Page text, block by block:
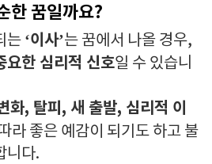
한 꿈일까요?
는 ‘이사’는 꿈에서 나올 경우,
요한 심리적 신호일 수 있습니
화, 탈피, 새 출발, 심리적 이
라 좋은 예감이 되기도 하고 불
니다.